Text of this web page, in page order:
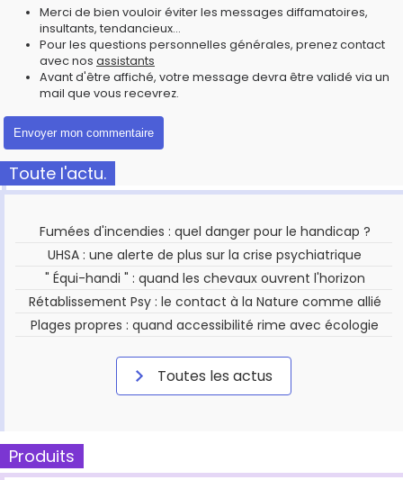
Merci de bien vouloir éviter les messages diffamatoires,
insultants, tendancieux...
Pour les questions personnelles générales, prenez contact
avec nos assistants
Avant d'être affiché, votre message devra être validé via un
mail que vous recevrez.
Toute l'actu.
Fumées d'incendies : quel danger pour le handicap ?
UHSA : une alerte de plus sur la crise psychiatrique
" Équi-handi " : quand les chevaux ouvrent l'horizon
Rétablissement Psy : le contact à la Nature comme allié
Plages propres : quand accessibilité rime avec écologie
Toutes les actus
Produits